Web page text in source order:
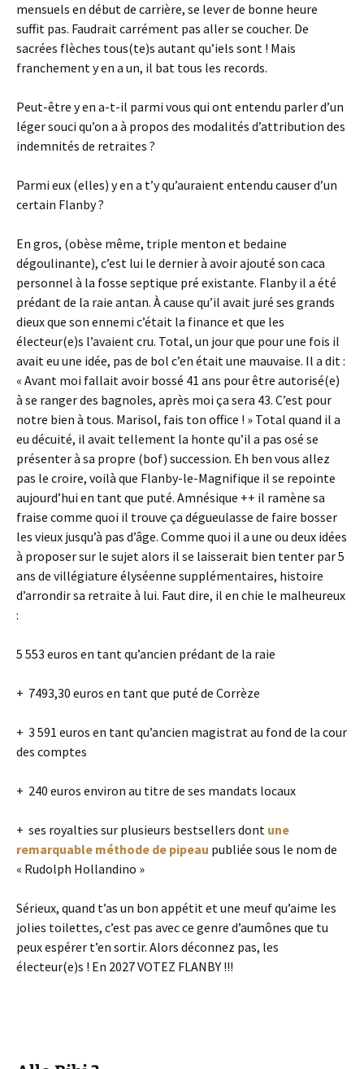
mensuels en début de carrière, se lever de bonne heure
suffit pas. Faudrait carrément pas aller se coucher. De
sacrées flèches tous(te)s autant qu’iels sont ! Mais
franchement y en a un, il bat tous les records.
Peut-être y en a-t-il parmi vous qui ont entendu parler d’un
léger souci qu’on a à propos des modalités d’attribution des
indemnités de retraites ?
Parmi eux (elles) y en a t’y qu’auraient entendu causer d’un
certain Flanby ?
En gros, (obèse même, triple menton et bedaine
dégoulinante), c’est lui le dernier à avoir ajouté son caca
personnel à la fosse septique pré existante. Flanby il a été
prédant de la raie antan. À cause qu’il avait juré ses grands
dieux que son ennemi c’était la finance et que les
électeur(e)s l’avaient cru. Total, un jour que pour une fois il
avait eu une idée, pas de bol c’en était une mauvaise. Il a dit :
« Avant moi fallait avoir bossé 41 ans pour être autorisé(e)
à se ranger des bagnoles, après moi ça sera 43. C’est pour
notre bien à tous. Marisol, fais ton office ! » Total quand il a
eu décuité, il avait tellement la honte qu’il a pas osé se
présenter à sa propre (bof) succession. Eh ben vous allez
pas le croire, voilà que Flanby-le-Magnifique il se repointe
aujourd’hui en tant que puté. Amnésique ++ il ramène sa
fraise comme quoi il trouve ça dégueulasse de faire bosser
les vieux jusqu’à pas d’âge. Comme quoi il a une ou deux idées
à proposer sur le sujet alors il se laisserait bien tenter par 5
ans de villégiature élyséenne supplémentaires, histoire
d’arrondir sa retraite à lui. Faut dire, il en chie le malheureux
:
5 553 euros en tant qu’ancien prédant de la raie
+ 7493,30 euros en tant que puté de Corrèze
+ 3 591 euros en tant qu’ancien magistrat au fond de la cour
des comptes
+ 240 euros environ au titre de ses mandats locaux
+ ses royalties sur plusieurs bestsellers dont une
remarquable méthode de pipeau publiée sous le nom de
« Rudolph Hollandino »
Sérieux, quand t’as un bon appétit et une meuf qu’aime les
jolies toilettes, c’est pas avec ce genre d’aumônes que tu
peux espérer t’en sortir. Alors déconnez pas, les
électeur(e)s ! En 2027 VOTEZ FLANBY !!!